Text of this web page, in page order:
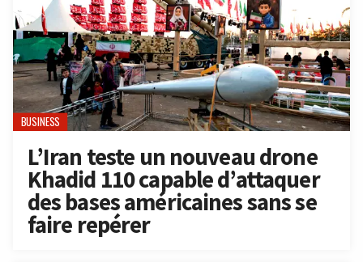
BUSINESS
L’Iran teste un nouveau drone
Khadid 110 capable d’attaquer
des bases américaines sans se
faire repérer